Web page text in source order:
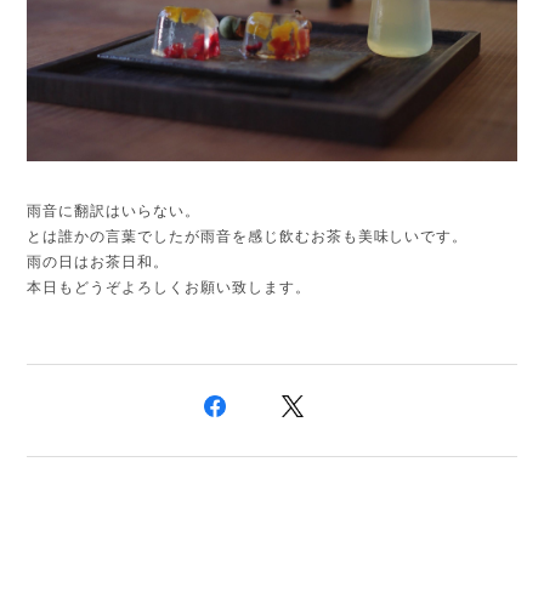
雨音に翻訳はいらない。
とは誰かの言葉でしたが雨音を感じ飲むお茶も美味しいです。
雨の日はお茶日和。
本日もどうぞよろしくお願い致します。